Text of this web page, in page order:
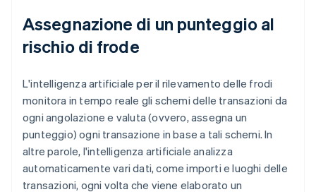
Assegnazione di un punteggio al
rischio di frode
L'intelligenza artificiale per il rilevamento delle frodi
monitora in tempo reale gli schemi delle transazioni da
ogni angolazione e valuta (ovvero, assegna un
punteggio) ogni transazione in base a tali schemi. In
altre parole, l'intelligenza artificiale analizza
automaticamente vari dati, come importi e luoghi delle
transazioni, ogni volta che viene elaborato un